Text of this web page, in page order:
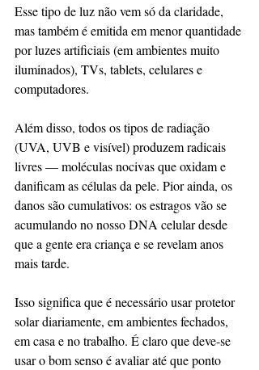
Esse tipo de luz não vem só da claridade,
mas também é emitida em menor quantidade
por luzes artificiais (em ambientes muito
iluminados), TVs, tablets, celulares e
computadores.
Além disso, todos os tipos de radiação
(UVA, UVB e visível) produzem radicais
livres — moléculas nocivas que oxidam e
danificam as células da pele. Pior ainda, os
danos são cumulativos: os estragos vão se
acumulando no nosso DNA celular desde
que a gente era criança e se revelam anos
mais tarde.
Isso significa que é necessário usar protetor
solar diariamente, em ambientes fechados,
em casa e no trabalho. É claro que deve-se
usar o bom senso é avaliar até que ponto